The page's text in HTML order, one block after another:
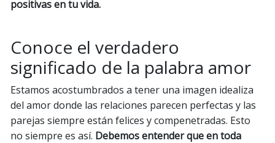
positivas en tu vida.
Conoce el verdadero
significado de la palabra amor
Estamos acostumbrados a tener una imagen idealiza
del amor donde las relaciones parecen perfectas y las
parejas siempre están felices y compenetradas. Esto
no siempre es así. Debemos entender que en toda